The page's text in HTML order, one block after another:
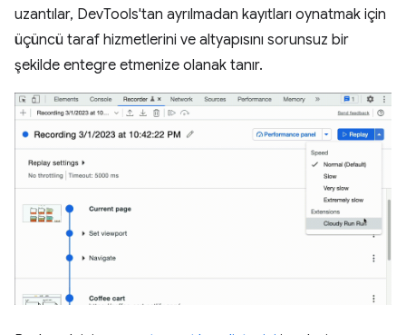
uzantılar, DevTools'tan ayrılmadan kayıtları oynatmak için
üçüncü taraf hizmetlerini ve altyapısını sorunsuz bir
şekilde entegre etmenize olanak tanır.